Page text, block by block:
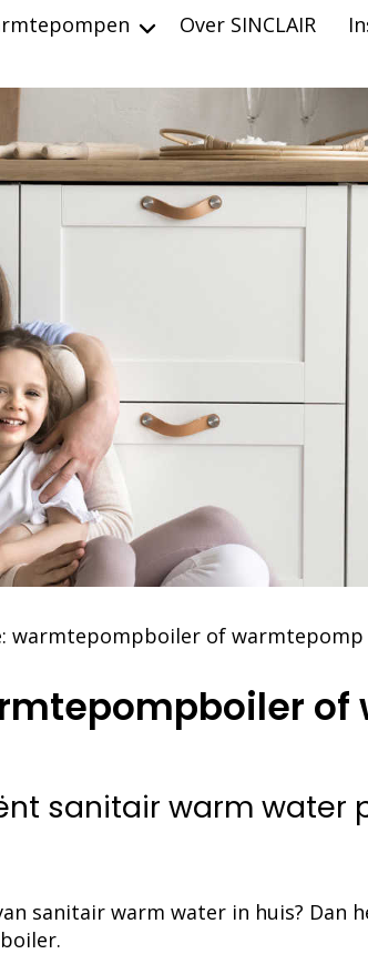
Over SINCLAIR
warmtepompboiler of
sanitair warm water
sanitair warm water in huis? Dan